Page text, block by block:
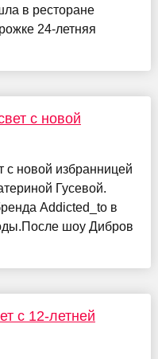
в ресторане
24-летняя
с новой
новой избранницей
Гусевой.
Addicted_to в
шоу Дибров
с 12-летней